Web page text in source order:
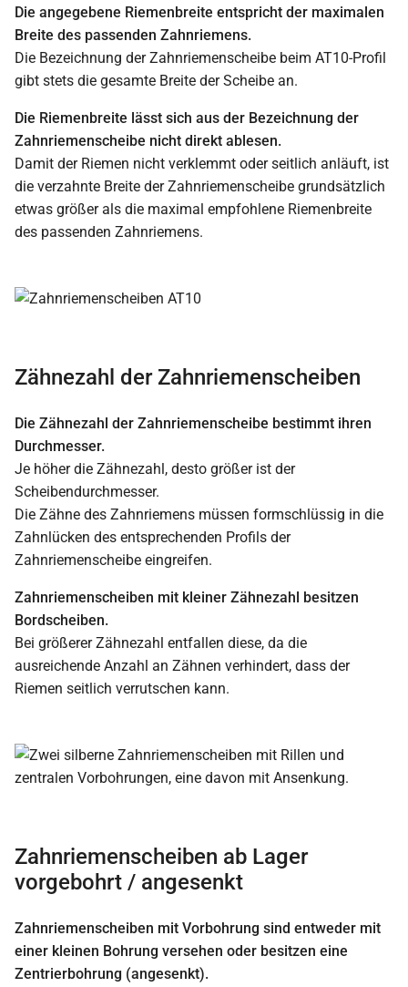
Die angegebene Riemenbreite entspricht der maximalen
Breite des passenden Zahnriemens.
Die Bezeichnung der Zahnriemenscheibe beim AT10-Profil
gibt stets die gesamte Breite der Scheibe an.
Die Riemenbreite lässt sich aus der Bezeichnung der
Zahnriemenscheibe nicht direkt ablesen.
Damit der Riemen nicht verklemmt oder seitlich anläuft, ist
die verzahnte Breite der Zahnriemenscheibe grundsätzlich
etwas größer als die maximal empfohlene Riemenbreite
des passenden Zahnriemens.
Zähnezahl der Zahnriemenscheiben
Die Zähnezahl der Zahnriemenscheibe bestimmt ihren
Durchmesser.
Je höher die Zähnezahl, desto größer ist der
Scheibendurchmesser.
Die Zähne des Zahnriemens müssen formschlüssig in die
Zahnlücken des entsprechenden Profils der
Zahnriemenscheibe eingreifen.
Zahnriemenscheiben mit kleiner Zähnezahl besitzen
Bordscheiben.
Bei größerer Zähnezahl entfallen diese, da die
ausreichende Anzahl an Zähnen verhindert, dass der
Riemen seitlich verrutschen kann.
Zahnriemenscheiben ab Lager
vorgebohrt / angesenkt
Zahnriemenscheiben mit Vorbohrung sind entweder mit
einer kleinen Bohrung versehen oder besitzen eine
Zentrierbohrung (angesenkt).